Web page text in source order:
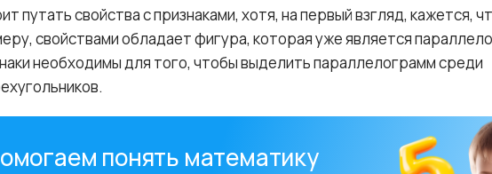
путать свойства с признаками, хотя, на первый взгляд, кажется,
свойствами обладает фигура, которая уже является
необходимы для того, чтобы выделить параллелограмм среди
понять математику